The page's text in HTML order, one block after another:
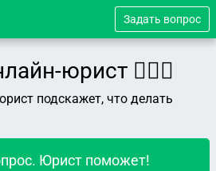
Задать вопрос
юрист 👨🏻‍⚖️
подскажет, что делать
Юрист поможет!